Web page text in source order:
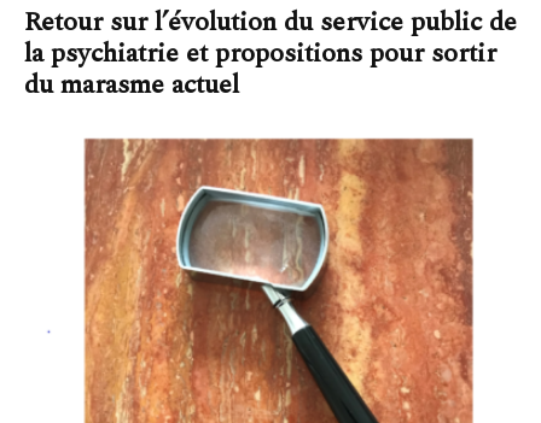
Retour sur l’évolution du service public de
la psychiatrie et propositions pour sortir
du marasme actuel